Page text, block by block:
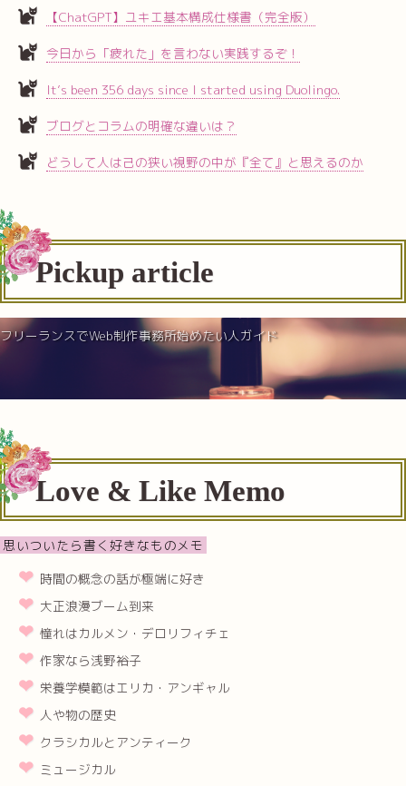
【ChatGPT】ユキエ基本構成仕様書（完全版）
今日から「疲れた」を言わない実践するぞ！
It’s been 356 days since I started using Duolingo.
ブログとコラムの明確な違いは？
どうして人は己の狭い視野の中が『全て』と思えるのか
Pickup article
フリーランスでWeb制作事務所始めたい人ガイド
Love & Like Memo
思いついたら書く好きなものメモ
時間の概念の話が極端に好き
大正浪漫ブーム到来
憧れはカルメン・デロリフィチェ
作家なら浅野裕子
栄養学模範はエリカ・アンギャル
人や物の歴史
クラシカルとアンティーク
ミュージカル